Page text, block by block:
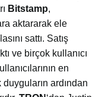
Bitstamp,
aktararak ele
sattı. Satış
ve birçok kullanıcı
en
ardından